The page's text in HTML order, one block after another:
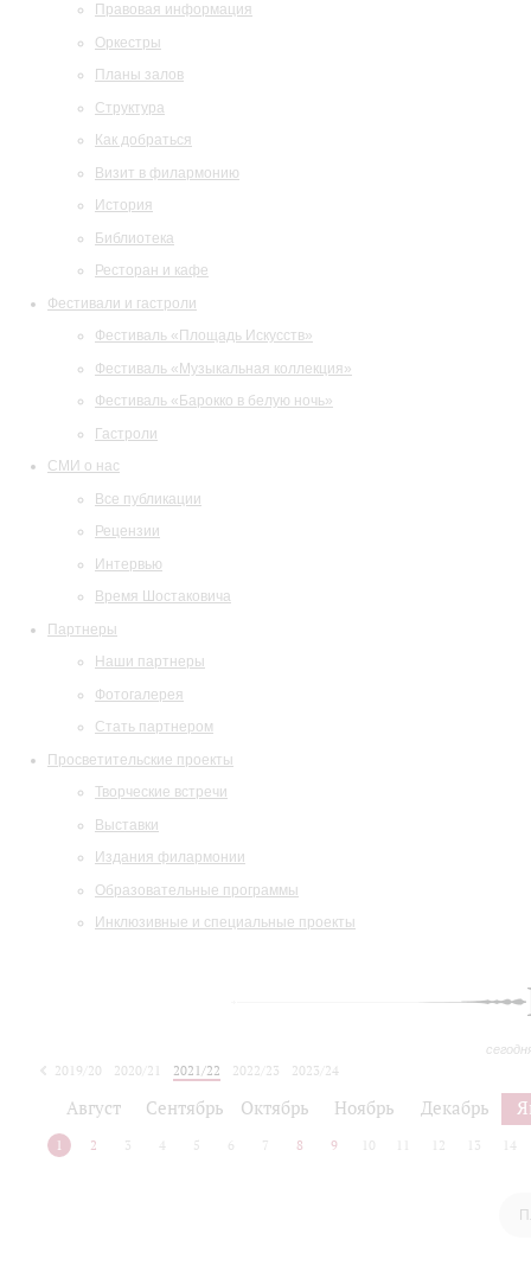
Правовая информация
Оркестры
Планы залов
Структура
Как добраться
Визит в филармонию
История
Библиотека
Ресторан и кафе
Фестивали и гастроли
Фестиваль «Площадь Искусств»
Фестиваль «Музыкальная коллекция»
Фестиваль «Барокко в белую ночь»
Гастроли
СМИ о нас
Все публикации
Рецензии
Интервью
Время Шостаковича
Партнеры
Наши партнеры
Фотогалерея
Стать партнером
Просветительские проекты
Творческие встречи
Выставки
Издания филармонии
Образовательные программы
Инклюзивные и специальные проекты
2019/20 2020/21 2021/22 2022/23
2023/24
Август Сентябрь Октябрь Ноябрь Декабрь
1 2 3 4 5 6 7 8 9 10 12 13 14